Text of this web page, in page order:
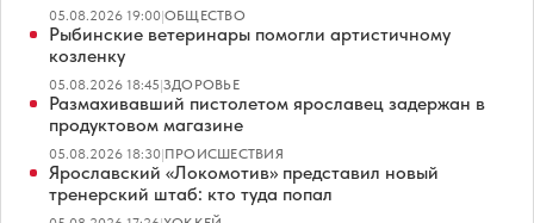
05.08.2026 19:00|ОБЩЕСТВО
Рыбинские ветеринары помогли артистичному
козленку
05.08.2026 18:45|ЗДОРОВЬЕ
Размахивавший пистолетом ярославец задержан в
продуктовом магазине
05.08.2026 18:30|ПРОИСШЕСТВИЯ
Ярославский «Локомотив» представил новый
тренерский штаб: кто туда попал